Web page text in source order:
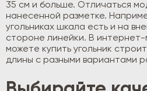
35 см и больше. Отличаться
нанесенной разметке.
угольниках шкала есть и на
стороне линейки. В интернет-
можете купить угольник
длины с разными вариантами